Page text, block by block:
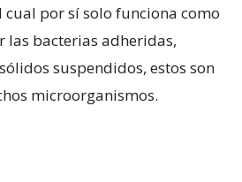
por sí solo funciona como
las bacterias adheridas,
suspendidos, estos son
microorganismos.